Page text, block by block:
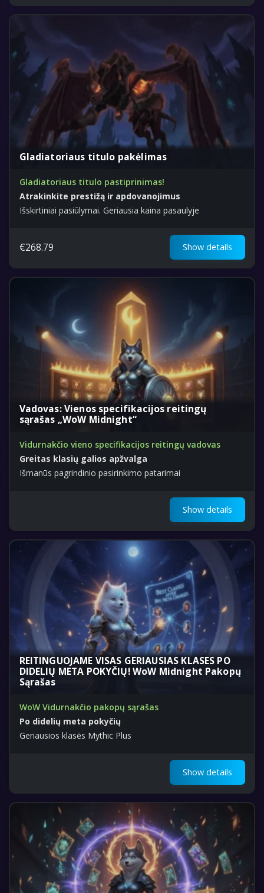
Gladiatoriaus titulo pakėlimas
Gladiatoriaus titulo pastiprinimas!
Atrakinkite prestižą ir apdovanojimus
Išskirtiniai pasiūlymai. Geriausia kaina pasaulyje
€268.79 Show details
Vadovas: Vienos specifikacijos reitingų
sąrašas „WoW Midnight“
Vidurnakčio vieno specifikacijos reitingų vadovas
Greitas klasių galios apžvalga
Išmanūs pagrindinio pasirinkimo patarimai
Show details
REITINGUOJAME VISAS GERIAUSIAS KLASES PO
DIDELIŲ META POKYČIŲ! WoW Midnight Pakopų
Sąrašas
WoW Vidurnakčio pakopų sąrašas
Po didelių meta pokyčių
Geriausios klasės Mythic Plus
Show details